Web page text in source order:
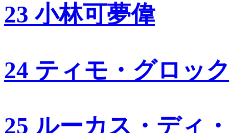
23 小林可夢偉
24 ティモ・グロッ
25 ルーカス・ディ